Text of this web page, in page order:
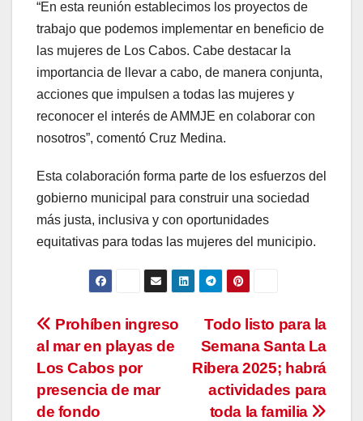
“En esta reunión establecimos los proyectos de
trabajo que podemos implementar en beneficio de
las mujeres de Los Cabos. Cabe destacar la
importancia de llevar a cabo, de manera conjunta,
acciones que impulsen a todas las mujeres y
reconocer el interés de AMMJE en colaborar con
nosotros”, comentó Cruz Medina.
Esta colaboración forma parte de los esfuerzos del
gobierno municipal para construir una sociedad
más justa, inclusiva y con oportunidades
equitativas para todas las mujeres del municipio.
Navegación
de
entradas
Todo listo para la
Semana Santa La
Ribera 2025; habrá
actividades para
toda la familia
Prohíben ingreso
al mar en playas de
Los Cabos por
presencia de mar
de fondo